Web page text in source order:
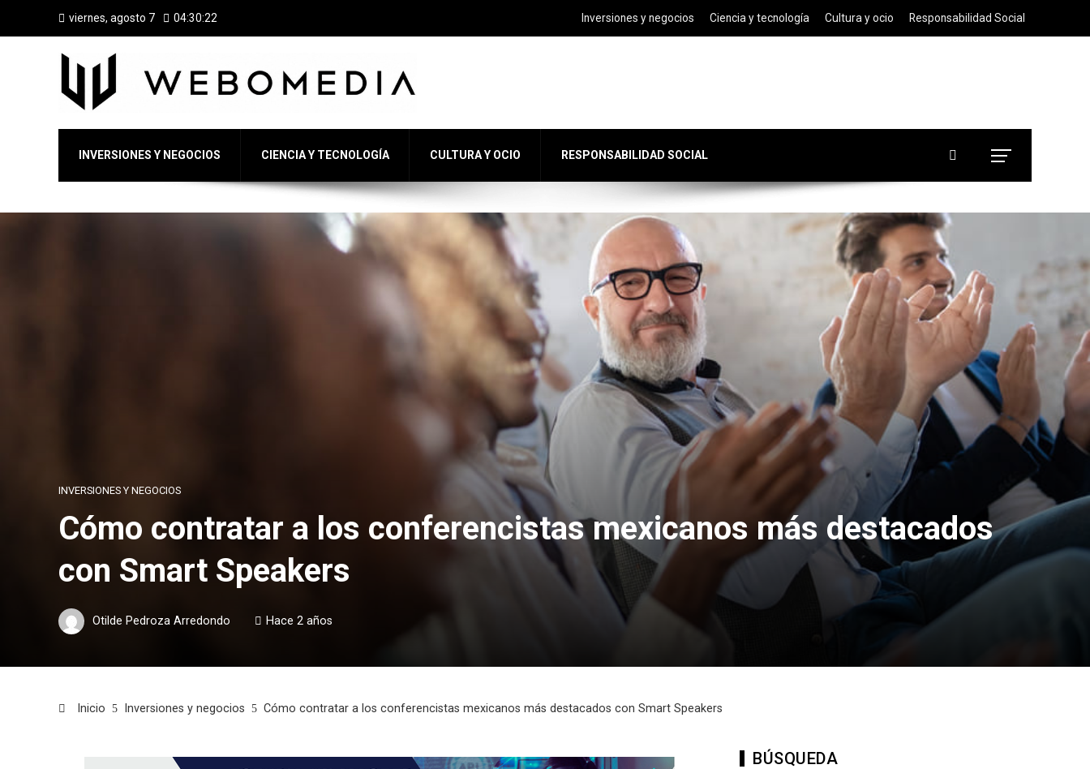
viernes, agosto 7 04:30:23 Inversiones y negocios Ciencia y tecnología Cultura y ocio Responsabilidad Social
INVERSIONES Y NEGOCIOS CIENCIA Y TECNOLOGÍA CULTURA Y OCIO RESPONSABILIDAD SOCIAL
INVERSIONES Y NEGOCIOS
Cómo contratar a los conferencistas mexicanos más destacados
con Smart Speakers
Otilde Pedroza Arredondo Hace 2 años
Inicio Inversiones y negocios Cómo contratar a los conferencistas mexicanos más destacados con Smart Speakers
BÚSQUEDA